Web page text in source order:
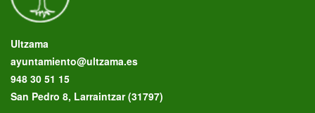
Ultzama
ayuntamiento@ultzama.es
948 30 51 15
San Pedro 8, Larraintzar (31797)